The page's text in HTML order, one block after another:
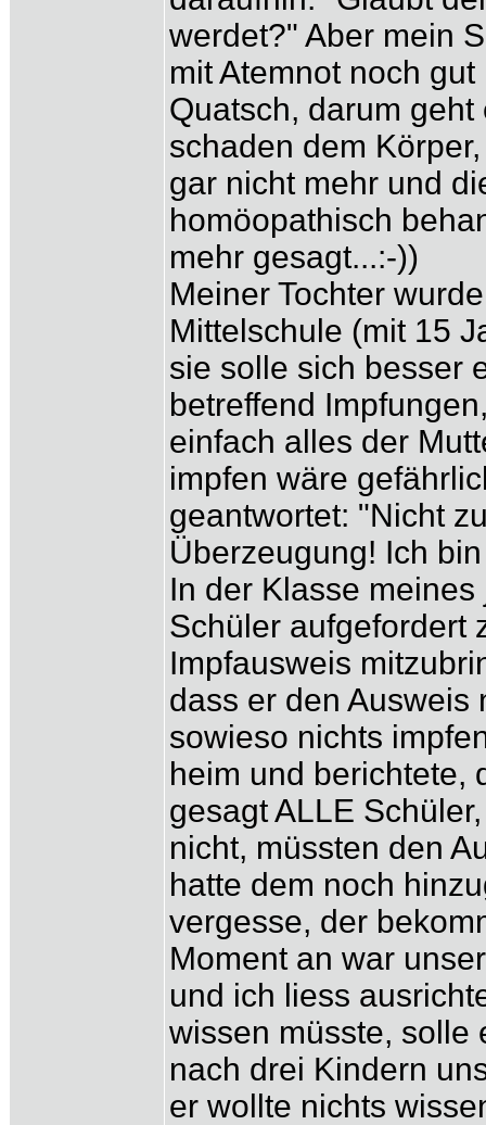
werdet?" Aber mein
mit Atemnot noch
Quatsch, darum
schaden dem
gar nicht mehr und
homöopathisch
mehr gesagt...:-))
Meiner Tochter
Mittelschule (mit 15
sie solle sich besser
betreffend
einfach alles der
impfen wäre
geantwortet: "Nicht
Überzeugung! Ich
In der Klasse
Schüler aufgefordert
Impfausweis
dass er den Ausweis
sowieso nichts
heim und berichtete,
gesagt ALLE
nicht, müssten den
hatte dem noch
vergesse, der
Moment an war
und ich liess
wissen müsste, solle
nach drei Kindern
er wollte nichts